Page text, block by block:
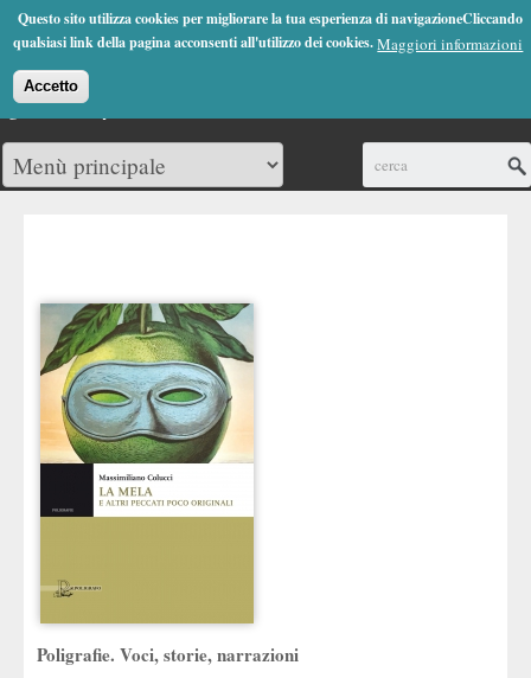
Questo sito utilizza cookies per migliorare la tua esperienza di navigazioneCliccando
qualsiasi link della pagina acconsenti all'utilizzo dei cookies.Maggiori informazioni
Accetto
Jump to Navigation
(0)
Poligrafie. Voci, storie, narrazioni